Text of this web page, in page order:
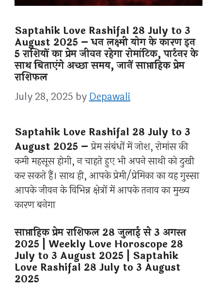
Saptahik Love Rashifal 28 July to 3
August 2025 – धन लक्ष्मी योग के कारण इन
5 राशियों का प्रेम जीवन रहेगा रोमांटिक, पार्टनर के
साथ बिताएंगे अच्छा समय, जानें साप्ताहिक प्रेम
राशिफल
July 28, 2025 byDepawali
Saptahik Love Rashifal 28 July to 3
August 2025 –प्रेम संबंधों में जोश, रोमांस की
कमी महसूस होगी, न चाहते हुए भी अपने साथी को दुखी
कर सकते हैं। साथ ही, आपके प्रेमी/प्रेमिका का यह गुस्सा
आपके जीवन के विभिन्न क्षेत्रों में आपके तनाव का मुख्य
कारण बनेगा
साप्ताहिक प्रेम राशिफल 28 जुलाई से 3 अगस्त
2025 | Weekly Love Horoscope 28
July to 3 August 2025 | Saptahik
Love Rashifal 28 July to 3 August
2025